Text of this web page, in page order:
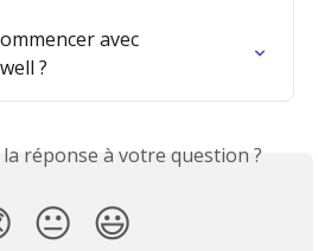
avec
?
réponse à votre question ?
😐 😃